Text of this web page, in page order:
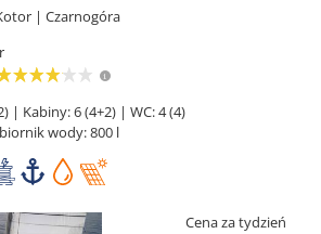
| Czarnogóra
| Kabiny: 6 (4+2) | WC: 4 (4)
wody: 800 l
Cena za tydzień